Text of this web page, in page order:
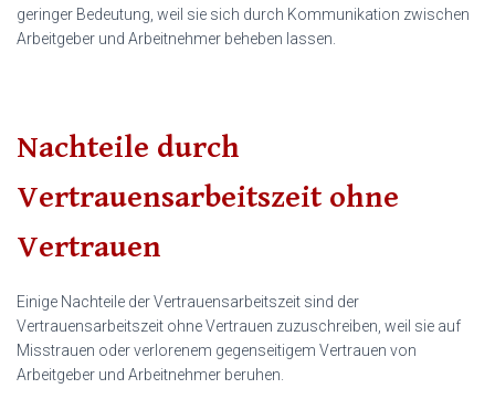
geringer Bedeutung, weil sie sich durch Kommunikation zwischen
Arbeitgeber und Arbeitnehmer beheben lassen.
Nachteile durch
Vertrauensarbeitszeit ohne
Vertrauen
Einige Nachteile der Vertrauensarbeitszeit sind der
Vertrauensarbeitszeit ohne Vertrauen zuzuschreiben, weil sie auf
Misstrauen oder verlorenem gegenseitigem Vertrauen von
Arbeitgeber und Arbeitnehmer beruhen.